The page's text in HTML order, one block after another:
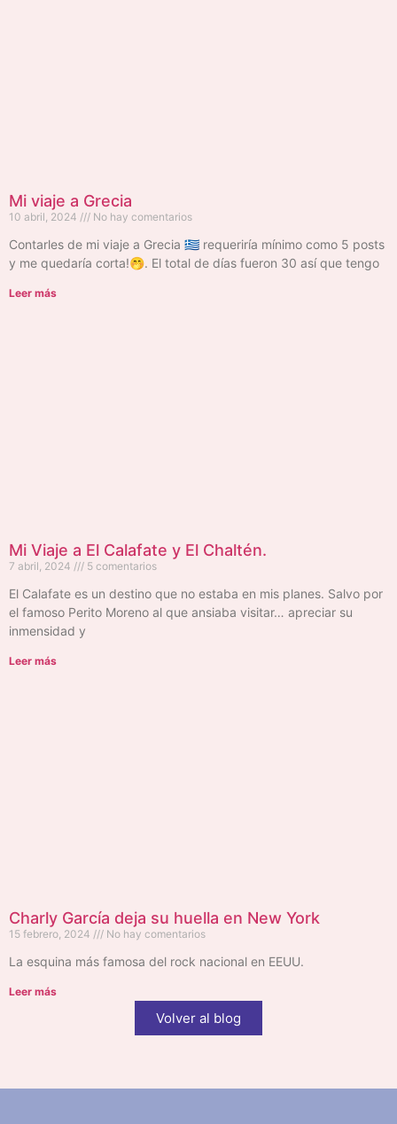
Mi viaje a Grecia
10 abril, 2024 No hay comentarios
Contarles de mi viaje a Grecia 🇬🇷 requeriría mínimo como 5 posts
y me quedaría corta!🤭. El total de días fueron 30 así que tengo
Leer más
Mi Viaje a El Calafate y El Chaltén.
7 abril, 2024 5 comentarios
El Calafate es un destino que no estaba en mis planes. Salvo por
el famoso Perito Moreno al que ansiaba visitar… apreciar su
inmensidad y
Leer más
Charly García deja su huella en New York
15 febrero, 2024 No hay comentarios
La esquina más famosa del rock nacional en EEUU.
Leer más
Volver al blog